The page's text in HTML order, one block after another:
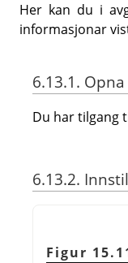
Her kan du i
informasjonar
6.13.1.
Du har tilgang
6.13.2.
Figur